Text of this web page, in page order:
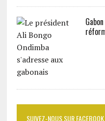
SUIVEZ-NOUS SUR FACEBOOK